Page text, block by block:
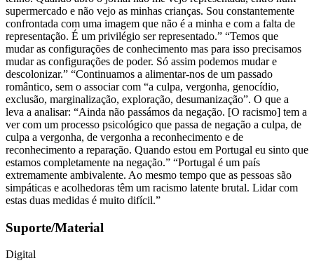
supermercado e não vejo as minhas crianças. Sou constantemente
confrontada com uma imagem que não é a minha e com a falta de
representação. É um privilégio ser representado.” “Temos que
mudar as configurações de conhecimento mas para isso precisamos
mudar as configurações de poder. Só assim podemos mudar e
descolonizar.” “Continuamos a alimentar-nos de um passado
romântico, sem o associar com “a culpa, vergonha, genocídio,
exclusão, marginalização, exploração, desumanização”. O que a
leva a analisar: “Ainda não passámos da negação. [O racismo] tem a
ver com um processo psicológico que passa de negação a culpa, de
culpa a vergonha, de vergonha a reconhecimento e de
reconhecimento a reparação. Quando estou em Portugal eu sinto que
estamos completamente na negação.” “Portugal é um país
extremamente ambivalente. Ao mesmo tempo que as pessoas são
simpáticas e acolhedoras têm um racismo latente brutal. Lidar com
estas duas medidas é muito difícil.”
Suporte/Material
Digital